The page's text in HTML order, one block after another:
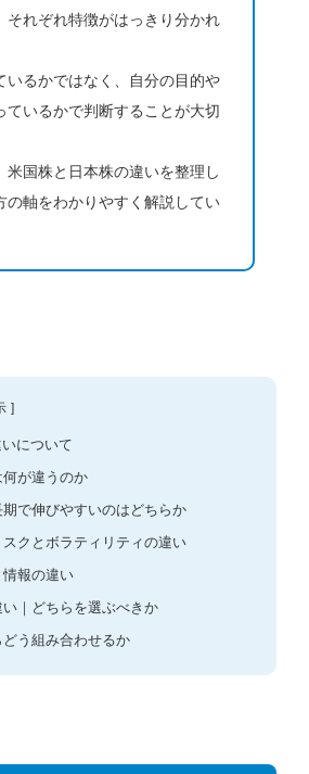
それぞれ特徴がはっきり分かれ
いるかではなく、自分の目的や
ているかで判断することが大切
米国株と日本株の違いを整理し
の軸をわかりやすく解説してい
について
が違うのか
で伸びやすいのはどちらか
クとボラティリティの違い
報の違い
｜どちらを選ぶべきか
う組み合わせるか